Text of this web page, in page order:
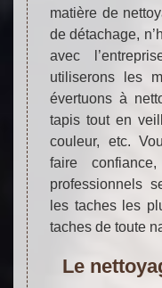
matière de
de détachage,
avec
utiliserons les
évertuons à
tapis tout en
couleur, etc.
faire
professionnels
les taches les
taches de toute
Le